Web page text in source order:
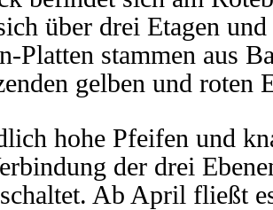
über drei Etagen
stammen aus
gelben und roten
hohe Pfeifen und
der drei
Ab April fließt